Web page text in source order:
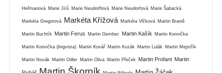
Heřmanová Marie Jírů Marie Neudorflová Marie Neudorfová Marie Šabacká
Markéta Gregorová Markéta Křížová Markéta Vlčková Martin Braniš
Martin Buchtík Martin Ferus Martin Gembec Martin Kašík Martin Konvička
Martin Konvička (lingvista) Martin Kovář Martin Kozák Martin Lulák Martin Mejstřík
Martin Novák Martin Odler Martin Oliva Martin Přeček Martin Profant Martin